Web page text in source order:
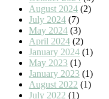
August 2024 (2)
July 2024 (7)
May 2024 (3)
April 2024 (2)
January 2024 (1)
May 2023 (1)
January 2023 (1)
August 2022 (1)
July 2022 (1)